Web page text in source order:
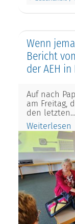
Wenn
Bericht
der AEH
Auf nach
am Freitag,
den letzten…
Weiterlesen